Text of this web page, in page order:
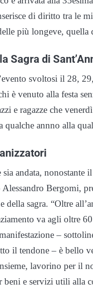
di diritto tra le
più longeve,
Sagra di
svoltosi il 28,
è venuto alla festa
e ragazze che
annno alla
andata,
Bergomi,
della sagra. “Oltre
va agli oltre
–
il tendone – è bello
lavorino per il
beni e servizi utili alla